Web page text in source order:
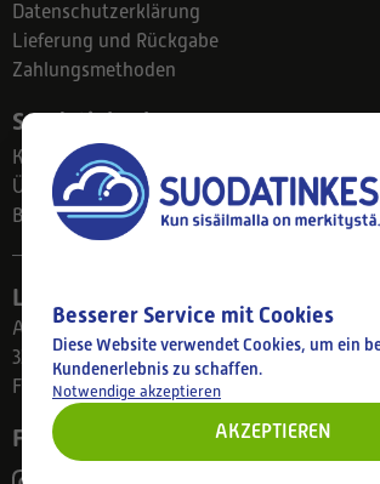
Datenschutzerklärung
Lieferung und Rückgabe
Zahlungsmethoden
Suodatinkeskus
Kontakt
Über uns
Blog
Ladengeschäft
Ahlmanintie 61
33800 Tampere
Finnland
Folgen Sie uns
Besserer Service mit Cookies
Diese Website verwendet Cookies, um ein
Kundenerlebnis zu schaffen.
Notwendige akzeptieren
AKZEPTIEREN